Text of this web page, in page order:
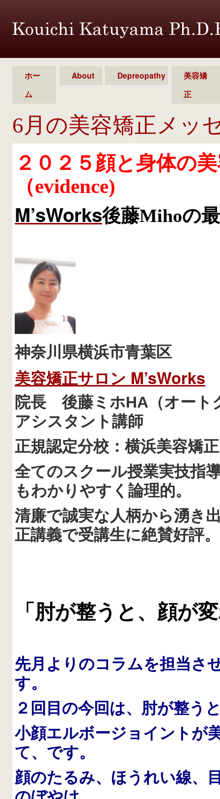
ホー
ム
About Depreopathy
美容矯
正
6月の美容矯正メッ
２０２５顔と身体の
（evidence)
M’sWorks後藤Mihoの
神奈川県横浜市青葉区
美容矯正サロン M’sWorks
院長 後藤ミホHA（オート
アシスタント講師
正規認定分校：横浜美容矯
全てのスクール授業実技指
もわかりやすく論理的。
清廉で誠実な人柄から湧き
正講義で受講生に絶賛好評。
「肘が整うと、顔が
先月よりのコラムを担当さ
す。
２回目の今回は、肘が整
小顔エルボージョイントが
て、です。
顔のたるみ、ほうれい線、